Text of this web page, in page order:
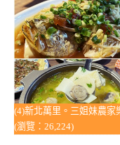
(4)新北萬里。三姐妹農家
(瀏覽：26,224)